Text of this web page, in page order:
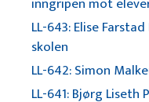
LL-643: Elise
skolen
LL-642: Simon
LL-641: Bjørg